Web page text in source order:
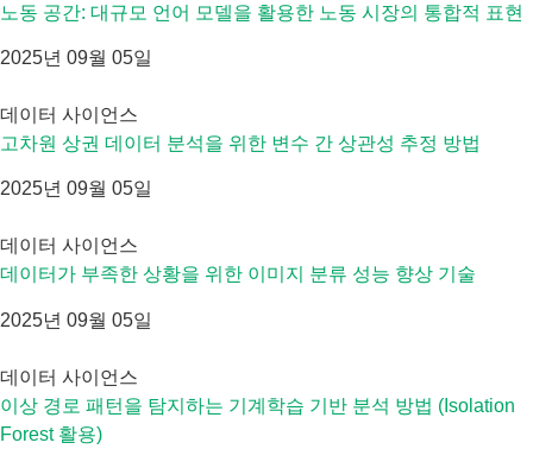
노동 공간: 대규모 언어 모델을 활용한 노동 시장의 통합적 표현
2025년 09월 05일
데이터 사이언스
고차원 상권 데이터 분석을 위한 변수 간 상관성 추정 방법
2025년 09월 05일
데이터 사이언스
데이터가 부족한 상황을 위한 이미지 분류 성능 향상 기술
2025년 09월 05일
데이터 사이언스
이상 경로 패턴을 탐지하는 기계학습 기반 분석 방법 (Isolation
Forest 활용)